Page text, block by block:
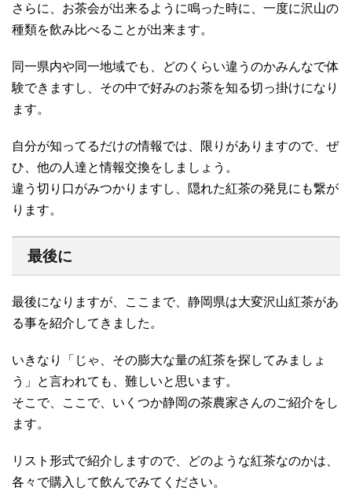
さらに、お茶会が出来るように鳴った時に、一度に沢山の
種類を飲み比べることが出来ます。
同一県内や同一地域でも、どのくらい違うのかみんなで体
験できますし、その中で好みのお茶を知る切っ掛けになり
ます。
自分が知ってるだけの情報では、限りがありますので、ぜ
ひ、他の人達と情報交換をしましょう。
違う切り口がみつかりますし、隠れた紅茶の発見にも繋が
ります。
最後に
最後になりますが、ここまで、静岡県は大変沢山紅茶があ
る事を紹介してきました。
いきなり「じゃ、その膨大な量の紅茶を探してみましょ
う」と言われても、難しいと思います。
そこで、ここで、いくつか静岡の茶農家さんのご紹介をし
ます。
リスト形式で紹介しますので、どのような紅茶なのかは、
各々で購入して飲んでみてください。